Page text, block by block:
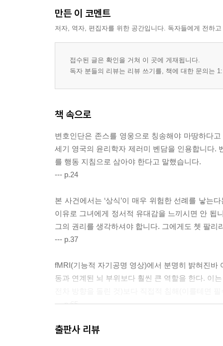
만든 이 코멘트
저자, 역자, 편집자를 위한 공간입니다. 독자들에게 전하
접수된 글은 확인을 거쳐 이 곳에 게재됩니다.
독자 분들의 리뷰는 리뷰 쓰기를, 책에 대한 문의는
책 속으로
변호인단은 존스를 영웅으로 칭송해야 마땅하다
세기 영국의 윤리학자 제러미 벤담을 인용합니다.
를 행동 지침으로 삼아야 한다고 말했습니다.
--- p.24
본 사건에서는 ‘상식’이 매우 위험한 선례를 낳는
이유로 그녀에게 정서적 유대감을 느끼시면 안 됩
그의 권리를 생각하셔야 합니다. 그에게도 쳇 팔리
--- p.37
fMRI(기능적 자기공명 영상)에서 분명히 밝혀진
동과 연계된 뇌 부위보다 훨씬 큰 역할을 한다. 이
--- p.65
미국이 적병을 살해하려고 아프가니스탄에서 파
출판사 리뷰